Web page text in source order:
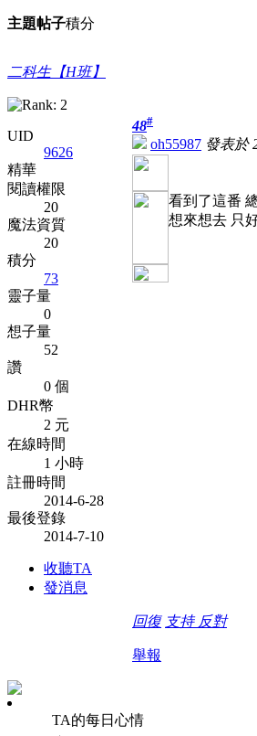
主題帖子積分
二科生【H班】
UID
9626
精華
閱讀權限
20
魔法資質
20
積分
73
靈子量
0
想子量
52
讚
0 個
DHR幣
2 元
在線時間
1 小時
註冊時間
2014-6-28
最後登錄
2014-7-10
收聽TA
發消息
48#
oh55987 發表於
看到了這番
想來想去 只
回復 支持 反對
舉報
TA的每日心情